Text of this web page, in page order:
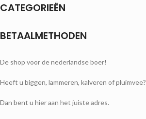
CATEGORIEËN
BETAALMETHODEN
De shop voor de nederlandse boer!
Heeft u biggen, lammeren, kalveren of pluimvee?
Dan bent u hier aan het juiste adres.